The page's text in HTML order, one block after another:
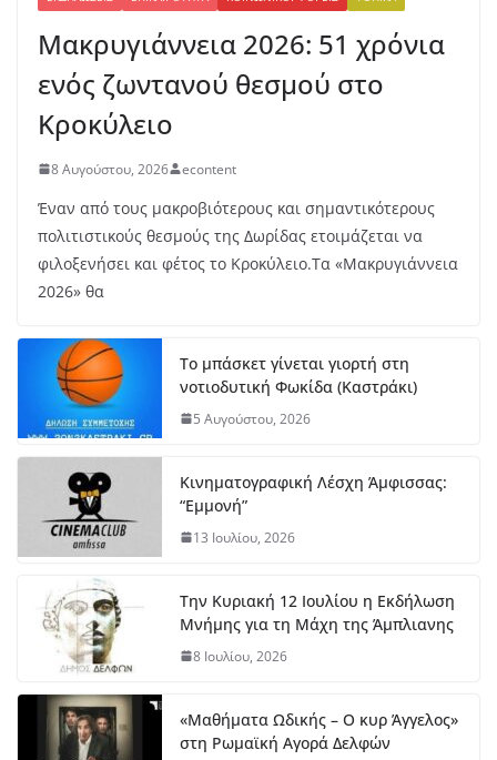
Μακρυγιάννεια 2026: 51 χρόνια
ενός ζωντανού θεσμού στο
Κροκύλειο
8 Αυγούστου, 2026 econtent
Έναν από τους μακροβιότερους και σημαντικότερους
πολιτιστικούς θεσμούς της Δωρίδας ετοιμάζεται να
φιλοξενήσει και φέτος το Κροκύλειο.Τα «Μακρυγιάννεια
2026» θα
Το μπάσκετ γίνεται γιορτή στη
νοτιοδυτική Φωκίδα (Καστράκι)
5 Αυγούστου, 2026
Κινηματογραφική Λέσχη Άμφισσας:
“Εμμονή”
13 Ιουλίου, 2026
Την Κυριακή 12 Ιουλίου η Εκδήλωση
Μνήμης για τη Μάχη της Άμπλιανης
8 Ιουλίου, 2026
«Μαθήματα Ωδικής – Ο κυρ Άγγελος»
στη Ρωμαϊκή Αγορά Δελφών